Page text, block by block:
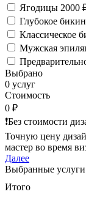
Ягодицы 2000
Глубокое
Классическое
Мужская
Выбрано
0 услуг
Стоимость
0 ₽
❗️Без стоимости
Точную цену
мастер во время
Далее
Выбранные услуги
Итого